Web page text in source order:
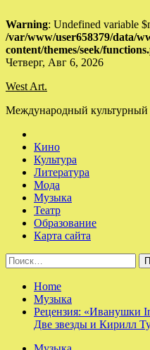
Warning: Undefined variable
/var/www/user658379/data/
content/themes/seek/
Skip
content
Четверг, Авг 6, 2026
West Art.
Международный культурный
Кино
Культура
Литература
Мода
Музыка
Театр
Образование
Карта сайта
Найти:
Home
Музыка
Рецензия: «Иванушки
Две звезды и Кирилл